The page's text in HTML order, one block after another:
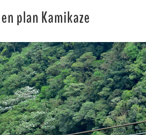
plan Kamikaze